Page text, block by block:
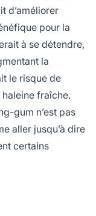
d’améliorer
pour la
à se détendre,
la
le risque de
fraîche.
gum n’est pas
aller jusqu’à dire
certains